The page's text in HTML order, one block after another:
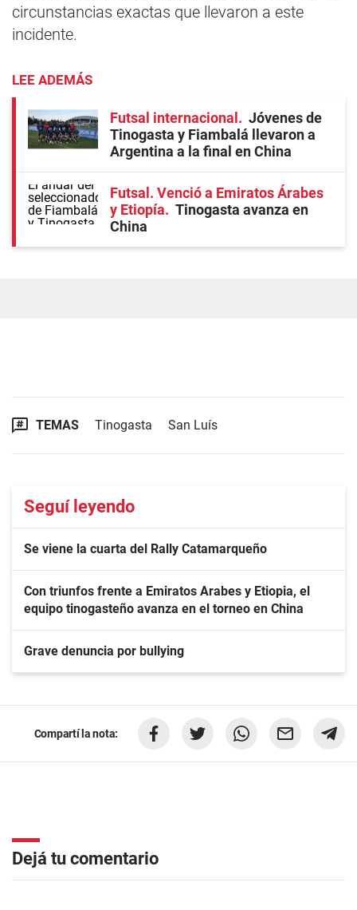
circunstancias exactas que llevaron a este
incidente.
LEE ADEMÁS
Futsal internacional
Jóvenes de
Tinogasta y Fiambalá llevaron a
Argentina a la final en China
Futsal. Venció a Emiratos Árabes
y Etiopía
Tinogasta avanza en
China
TEMAS Tinogasta San Luís
Seguí leyendo
Se viene la cuarta del Rally Catamarqueño
Con triunfos frente a Emiratos Arabes y Etiopia, el
equipo tinogasteño avanza en el torneo en China
Grave denuncia por bullying
Compartí la nota:
Dejá tu comentario